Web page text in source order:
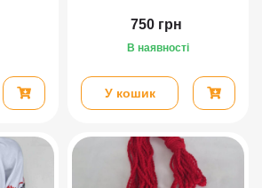
750 грн
В наявності
У кошик